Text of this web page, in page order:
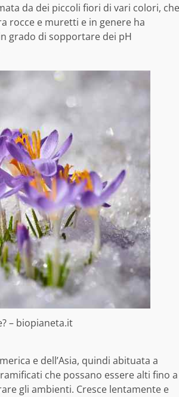
da dei piccoli fiori di vari colori, che
rocce e muretti e in genere ha
grado di sopportare dei pH
– biopianeta.it
e dell’Asia, quindi abituata a
che possano essere alti fino a
gli ambienti. Cresce lentamente e